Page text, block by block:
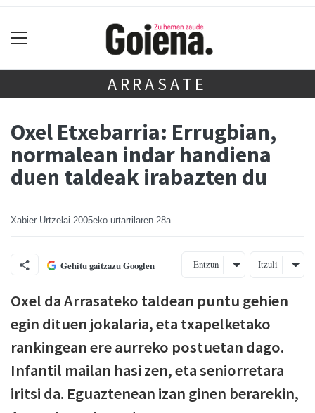
ARRASATE
Oxel Etxebarria: Errugbian,
normalean indar handiena
duen taldeak irabazten du
Xabier Urtzelai 2005eko urtarrilaren 28a
Gehitu gaitzazu Googlen Entzun Itzuli
Oxel da Arrasateko taldean puntu gehien
egin dituen jokalaria, eta txapelketako
rankingean ere aurreko postuetan dago.
Infantil mailan hasi zen, eta seniorretara
iritsi da. Eguaztenean izan ginen berarekin,